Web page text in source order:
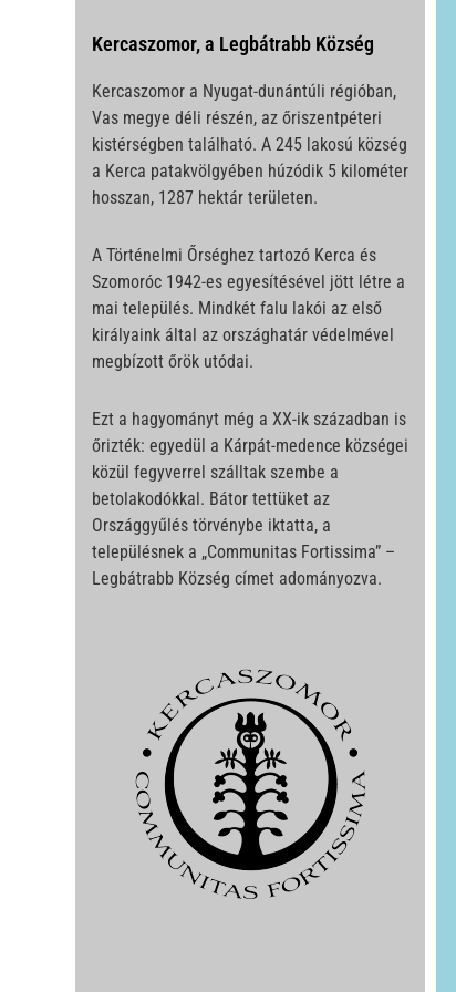
Kercaszomor, a Legbátrabb Község
Kercaszomor a Nyugat-dunántúli régióban,
Vas megye déli részén, az őriszentpéteri
kistérségben található. A 245 lakosú község
a Kerca patakvölgyében húzódik 5 kilométer
hosszan, 1287 hektár területen.
A Történelmi Őrséghez tartozó Kerca és
Szomoróc 1942-es egyesítésével jött létre a
mai település. Mindkét falu lakói az első
királyaink által az országhatár védelmével
megbízott őrök utódai.
Ezt a hagyományt még a XX-ik században is
őrizték: egyedül a Kárpát-medence községei
közül fegyverrel szálltak szembe a
betolakodókkal. Bátor tettüket az
Országgyűlés törvénybe iktatta, a
településnek a „Communitas Fortissima” –
Legbátrabb Község címet adományozva.